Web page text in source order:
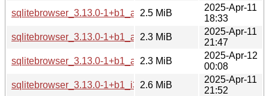
sqlitebrowser_3.13.0-1+b1_amd64.deb
2.5 MiB
2025-Apr-11
18:33
sqlitebrowser_3.13.0-1+b1_arm64.deb
2.3 MiB
2025-Apr-11
21:47
sqlitebrowser_3.13.0-1+b1_armhf.deb
2.3 MiB
2025-Apr-12
00:08
sqlitebrowser_3.13.0-1+b1_i386.deb
2.6 MiB
2025-Apr-11
21:52